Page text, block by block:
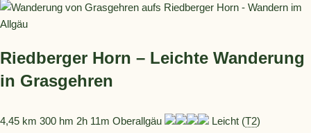
Riedberger Horn – Leichte Wanderung
in Grasgehren
4,45 km 300 hm 2h 11m Oberallgäu Leicht (T2)